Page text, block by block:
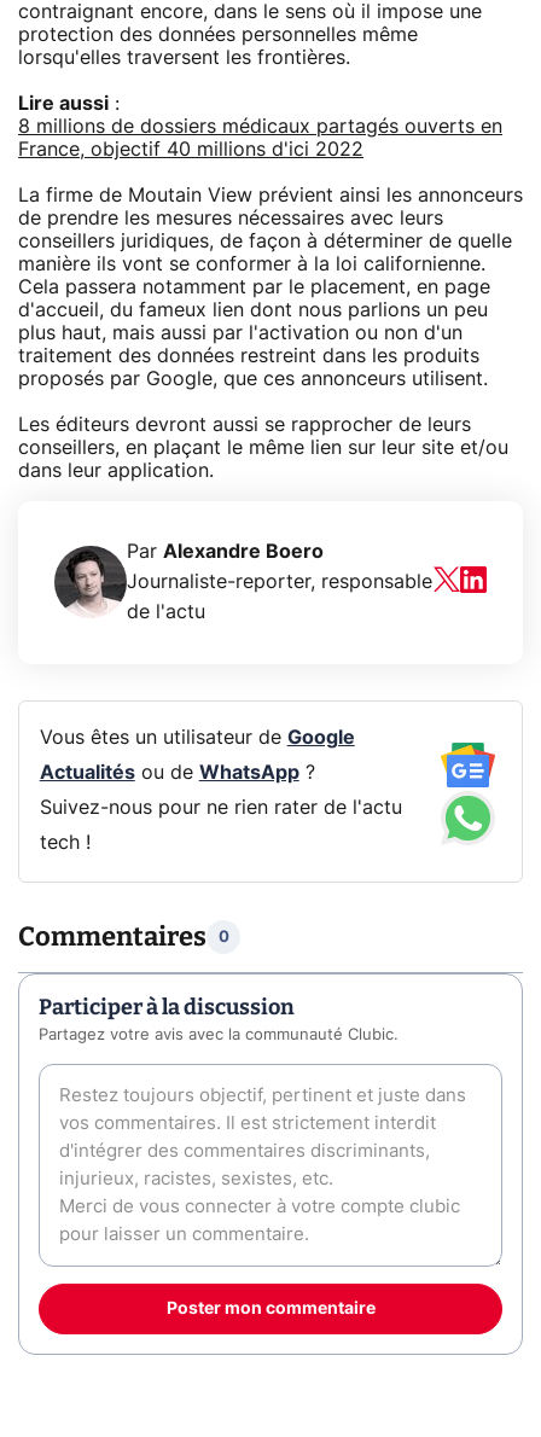
contraignant encore, dans le sens où il impose une
protection des données personnelles même
lorsqu'elles traversent les frontières.
Lire aussi :
8 millions de dossiers médicaux partagés ouverts en
France, objectif 40 millions d'ici 2022
La firme de Moutain View prévient ainsi les annonceurs
de prendre les mesures nécessaires avec leurs
conseillers juridiques, de façon à déterminer de quelle
manière ils vont se conformer à la loi californienne.
Cela passera notamment par le placement, en page
d'accueil, du fameux lien dont nous parlions un peu
plus haut, mais aussi par l'activation ou non d'un
traitement des données restreint dans les produits
proposés par Google, que ces annonceurs utilisent.
Les éditeurs devront aussi se rapprocher de leurs
conseillers, en plaçant le même lien sur leur site et/ou
dans leur application.
Par Alexandre Boero
Journaliste-reporter, responsable
de l'actu
Vous êtes un utilisateur de Google
Actualitésou de WhatsApp?
Suivez-nous pour ne rien rater de l'actu
tech !
Commentaires 0
Participer à la discussion
Partagez votre avis avec la communauté Clubic.
Poster mon commentaire